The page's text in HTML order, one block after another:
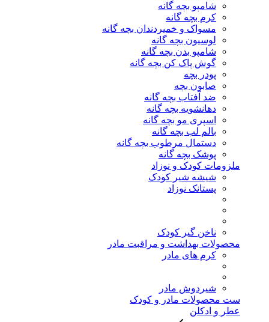
شامپو بچه گانه
کرم بچه گانه
مسواک و خمیردندان بچه گانه
لوسیون بچه گانه
شامپو بدن بچه گانه
گوش پاک کن بچه گانه
پودر بچه
صابون بچه
ضد آفتاب بچه گانه
دهانشویه بچه گانه
اسپری مو بچه گانه
بالم لب بچه گانه
دستمال مرطوب بچه گانه
پوشک بچه گانه
ملزومات کودک و نوزاد
شیشه شیر کودک
پستانک نوزاد
ناخن گیر کودک
محصولات بهداشت و مراقبت مادر
کرم های مادر
شیردوش مادر
ست محصولات مادر و کودک
عطر و ادکلن